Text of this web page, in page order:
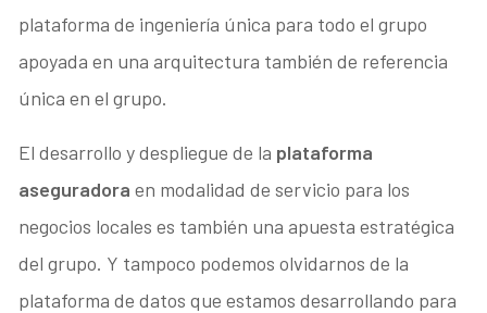
plataforma de ingeniería única para todo el grupo
apoyada en una arquitectura también de referencia
única en el grupo.
El desarrollo y despliegue de la plataforma
aseguradoraen modalidad de servicio para los
negocios locales es también una apuesta estratégica
del grupo. Y tampoco podemos olvidarnos de la
plataforma de datos que estamos desarrollando para